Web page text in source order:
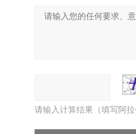
请输入计算结果（填写阿